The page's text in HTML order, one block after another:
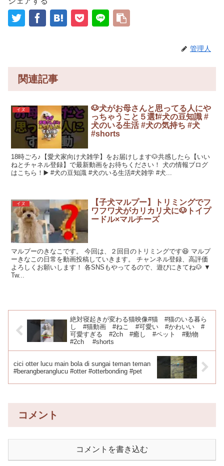
管理人
関連記事
イヌ
🐶犬がお母さんと思ってる人にや
っちゃうこと５選❗️#犬の豆知識 #
犬のいる生活 #犬の気持ち #犬
#shorts
18時ごろ♪【愛犬家向け犬雑学】をお届けします🐶共感したら【いい
ねとチャネル登録】で最新動画をお待ちください！ 犬の情報ブログ
はこちら！▶️ #犬の豆知識 #犬のいる生活#犬雑学 #犬...
イヌ
【子犬マルプー】トリミングでフ
ワフワ犬がカリカリ犬に🐶トイプ
ードル×マルチーズ
マルプーのきなこです。 今回は、２回目のトリミングです😆 マルプ
ーきなこの日常を動画投稿していきます。 チャンネル登録、高評価
よろしくお願いします！ 各SNSもやってるので、遊びにきてね🐶 ▼
Tw...
絶対寝起きが変わる猫映像#猫 #猫のいる暮ら
し #猫動画 #ねこ #可愛い #かわいい #
可愛すぎる #2ch #癒し #ペット #動物
#2ch #shorts
cici otter lucu main bola di sungai teman teman
#berangberanglucu #otter #otterbonding #pet
コメント
コメントを書き込む